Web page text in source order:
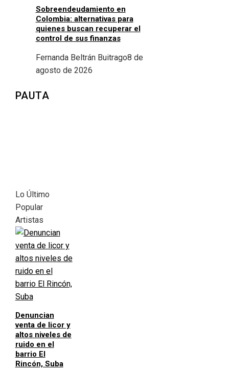
Sobreendeudamiento en
Colombia: alternativas para
quienes buscan recuperar el
control de sus finanzas
Fernanda Beltrán Buitrago8 de
agosto de 2026
PAUTA
Lo Último
Popular
Artistas
Denuncian
venta de licor y
altos niveles de
ruido en el
barrio El
Rincón, Suba